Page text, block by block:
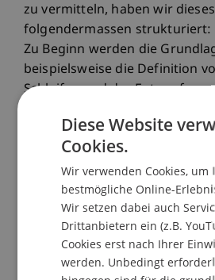
zu vermitteln, haben wir
folgendermassen strukturiert:
Zu Beginn werden die
beispielsweise die Definition
Schleifen und der Entwurf von
Nachrichtenfenstern
Ausserdem wird stark auf die
und Herleitung von VBA-
Weiters werden die
durch eine VBA-Routine
Fehlerquellen diskutiert.
Aufgrund der Praxisnähe legt
besonderen Fokus auf
Diese Website
Cookies.
Wir verwenden Cookies, um
bestmögliche Online-
Wir setzen dabei auch
Drittanbietern ein (z.B.
Cookies erst nach Ihrer
werden. Unbedingt